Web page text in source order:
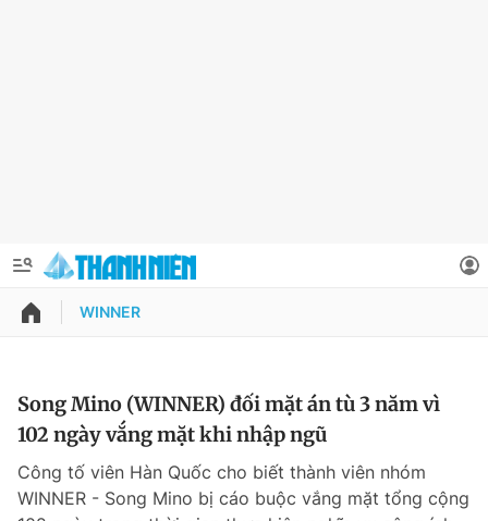
QUẢNG CÁO
Thông tin tài khoản
Đổi mật khẩu
WINNER
Song Mino (WINNER) đối mặt án tù 3 năm vì
102 ngày vắng mặt khi nhập ngũ
Công tố viên Hàn Quốc cho biết thành viên nhóm
WINNER - Song Mino bị cáo buộc vắng mặt tổng cộng